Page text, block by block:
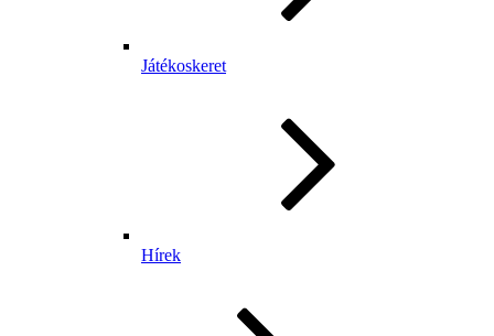
Játékoskeret
Hírek